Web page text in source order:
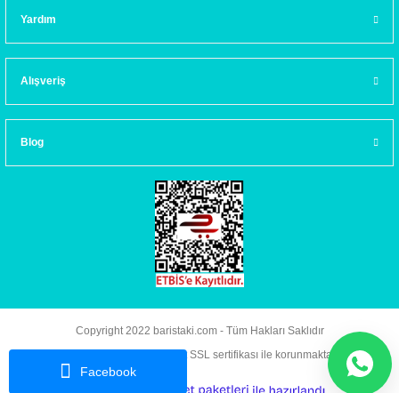
Facebook
Yardım
Alışveriş
Blog
Copyright 2022 baristaki.com - Tüm Hakları Saklıdır
Kredi kartı bilgileriniz 256bit SSL sertifikası ile korunmaktadır.
e- ile